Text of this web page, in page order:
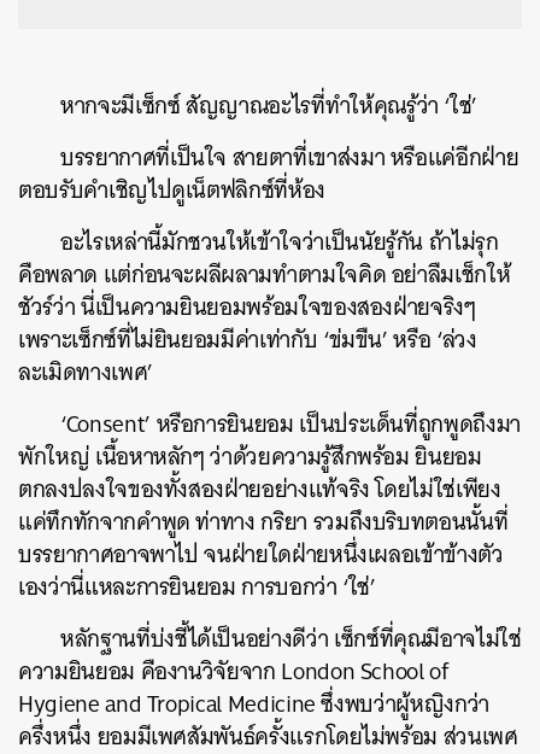
หากจะมีเซ็กซ์ สัญญาณอะไรที่ทำให้คุณรู้ว่า ‘ใช่’
บรรยากาศที่เป็นใจ สายตาที่เขาส่งมา หรือแค่อีกฝ่าย
ตอบรับคำเชิญไปดูเน็ตฟลิกซ์ที่ห้อง
อะไรเหล่านี้มักชวนให้เข้าใจว่าเป็นนัยรู้กัน ถ้าไม่รุก
คือพลาด แต่ก่อนจะผลีผลามทำตามใจคิด อย่าลืมเช็กให้
ชัวร์ว่า นี่เป็นความยินยอมพร้อมใจของสองฝ่ายจริงๆ
เพราะเซ็กซ์ที่ไม่ยินยอมมีค่าเท่ากับ ‘ข่มขืน’ หรือ ‘ล่วง
ละเมิดทางเพศ’
‘Consent’ หรือการยินยอม เป็นประเด็นที่ถูกพูดถึงมา
พักใหญ่ เนื้อหาหลักๆ ว่าด้วยความรู้สึกพร้อม ยินยอม
ตกลงปลงใจของทั้งสองฝ่ายอย่างแท้จริง โดยไม่ใช่เพียง
แค่ทึกทักจากคำพูด ท่าทาง กริยา รวมถึงบริบทตอนนั้นที่
บรรยากาศอาจพาไป จนฝ่ายใดฝ่ายหนึ่งเผลอเข้าข้างตัว
เองว่านี่แหละการยินยอม การบอกว่า ‘ใช่’
หลักฐานที่บ่งชี้ได้เป็นอย่างดีว่า เซ็กซ์ที่คุณมีอาจไม่ใช่
ความยินยอม คืองานวิจัยจาก London School of
Hygiene and Tropical Medicine ซึ่งพบว่าผู้หญิงกว่า
ครึ่งหนึ่ง ยอมมีเพศสัมพันธ์ครั้งแรกโดยไม่พร้อม ส่วนเพศ